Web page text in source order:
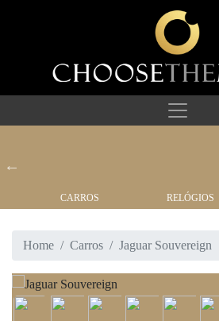
CARROS RELÓGIOS
Home Carros Jaguar Souvereign